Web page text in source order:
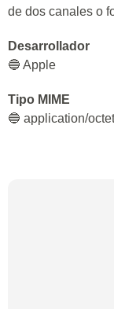
de dos canales o
Desarrollador
🔵 Apple
Tipo MIME
🔵 application/